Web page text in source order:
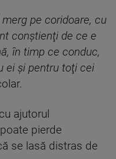
pe coridoare, cu
conştienţi de ce e
în timp ce conduc,
ei şi pentru toţi cei
ajutorul
pierde
se lasă distras de